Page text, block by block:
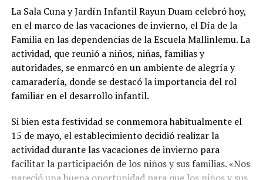
subrayan inversiones emblemáticas en la región, como
la construcción de nuevos edificios consistoriales en
Chaitén y Dalcahue, ambos financiados en un 60% por
la Subdere, con más de 5.900 millones de pesos y 4.400
millones de pesos, respectivamente.
La minuta afirma que estos avances reflejan una apuesta
a las comunas con mayores necesidades, aunque en la
práctica, los alcaldes coinciden en que el actual
escenario genera incertidumbre y podría traducirse en
la paralización de iniciativas prioritarias para el
La Sala Cuna y Jardín Infantil Rayun Duam celebró hoy,
en el marco de las vacaciones de invierno, el Día de la
Familia en las dependencias de la Escuela Mallinlemu. La
actividad, que reunió a niños, niñas, familias y
autoridades, se enmarcó en un ambiente de alegría y
camaradería, donde se destacó la importancia del rol
familiar en el desarrollo infantil.
Si bien esta festividad se conmemora habitualmente el
15 de mayo, el establecimiento decidió realizar la
actividad durante las vacaciones de invierno para
facilitar la participación de los niños y sus familias. «Nos
pareció una buena oportunidad para que los niños y sus